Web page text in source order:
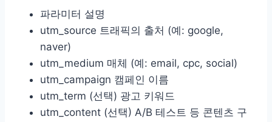
파라미터 설명
utm_source 트래픽의 출처 (예: google,
naver)
utm_medium 매체 (예: email, cpc, social)
utm_campaign 캠페인 이름
utm_term (선택) 광고 키워드
utm_content (선택) A/B 테스트 등 콘텐츠 구